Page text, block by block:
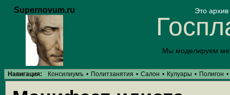
Supernovum.ru Это
Мы моделируем
Навигация: Консилиумъ • Политзанятия • Салон • Кулуары • Полигон •